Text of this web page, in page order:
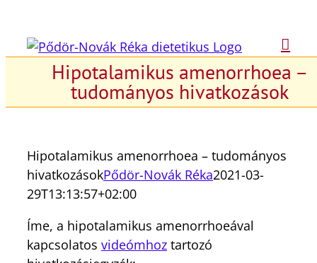
Hipotalamikus amenorrhoea –
tudományos hivatkozások
Hipotalamikus amenorrhoea – tudományos
hivatkozásokPődör-Novák Réka2021-03-
29T13:13:57+02:00
Íme, a hipotalamikus amenorrhoeával
kapcsolatos videómhoz tartozó